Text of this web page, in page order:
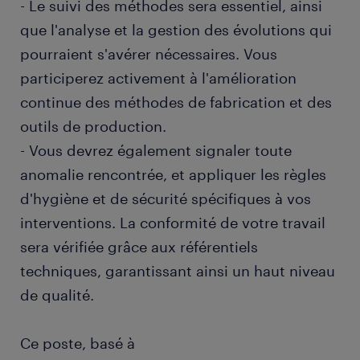
- Le suivi des méthodes sera essentiel, ainsi
que l'analyse et la gestion des évolutions qui
pourraient s'avérer nécessaires. Vous
participerez activement à l'amélioration
continue des méthodes de fabrication et des
outils de production.
- Vous devrez également signaler toute
anomalie rencontrée, et appliquer les règles
d'hygiène et de sécurité spécifiques à vos
interventions. La conformité de votre travail
sera vérifiée grâce aux référentiels
techniques, garantissant ainsi un haut niveau
de qualité.
Ce poste, basé à